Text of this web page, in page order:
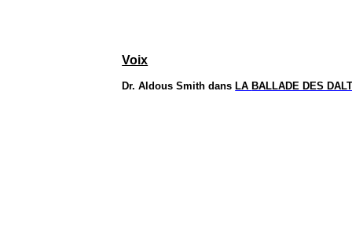
Voix
Dr. Aldous Smithdans LA BALLADE DES